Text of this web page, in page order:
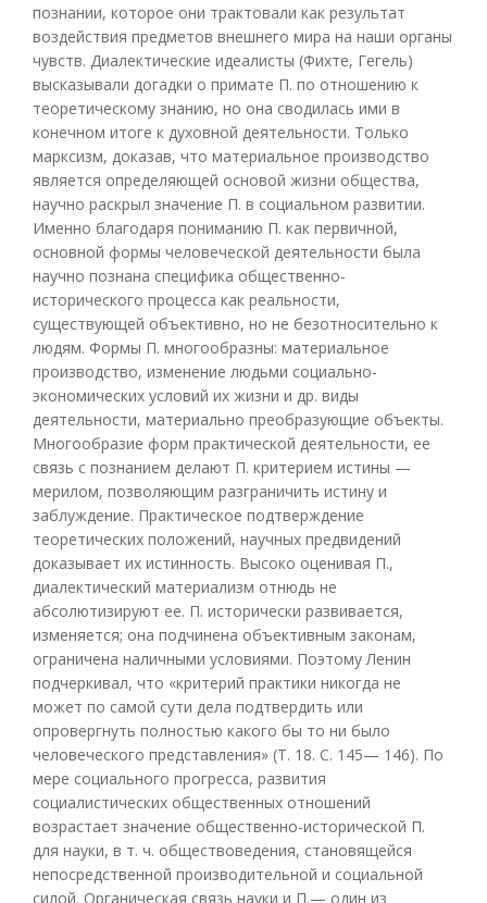
познании, которое они трактовали как результат
воздействия предметов внешнего мира на наши органы
чувств. Диалектические идеалисты (Фихте, Гегель)
высказывали догадки о примате П. по отношению к
теоретическому знанию, но она сводилась ими в
конечном итоге к духовной деятельности. Только
марксизм, доказав, что материальное производство
является определяющей основой жизни общества,
научно раскрыл значение П. в социальном развитии.
Именно благодаря пониманию П. как первичной,
основной формы человеческой деятельности была
научно познана специфика общественно-
исторического процесса как реальности,
существующей объективно, но не безотносительно к
людям. Формы П. многообразны: материальное
производство, изменение людьми социально-
экономических условий их жизни и др. виды
деятельности, материально преобразующие объекты.
Многообразие форм практической деятельности, ее
связь с познанием делают П. критерием истины —
мерилом, позволяющим разграничить истину и
заблуждение. Практическое подтверждение
теоретических положений, научных предвидений
доказывает их истинность. Высоко оценивая П.,
диалектический материализм отнюдь не
абсолютизируют ее. П. исторически развивается,
изменяется; она подчинена объективным законам,
ограничена наличными условиями. Поэтому Ленин
подчеркивал, что «критерий практики никогда не
может по самой сути дела подтвердить или
опровергнуть полностью какого бы то ни было
человеческого представления» (Т. 18. С. 145— 146). По
мере социального прогресса, развития
социалистических общественных отношений
возрастает значение общественно-исторической П.
для науки, в т. ч. обществоведения, становящейся
непосредственной производительной и социальной
силой. Органическая связь науки и П.— один из